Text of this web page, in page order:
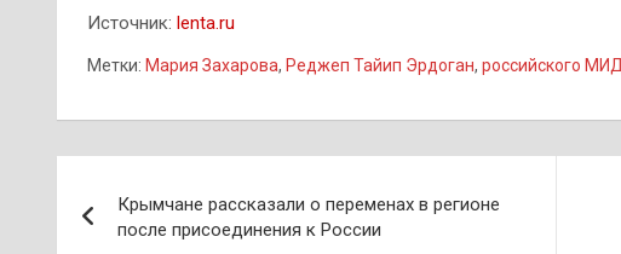
Источник: lenta.ru
Метки: Мария Захарова, Реджеп Тайип Эрдоган, российского МИД
по
Крымчане рассказали о переменах в регионе
после присоединения к России